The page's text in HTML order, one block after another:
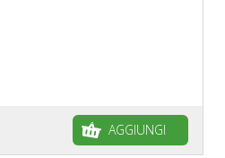
AGGIUNGI